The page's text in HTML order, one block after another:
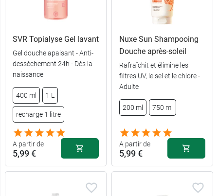
SVR Topialyse Gel lavant
Gel douche apaisant - Anti-
dessèchement 24h - Dès la
naissance
400 ml 1 L
recharge 1 litre
A partir de
5,99 €
Nuxe Sun Shampooing
Douche après-soleil
Rafraîchit et élimine les
filtres UV, le sel et le chlore -
Adulte
200 ml 750 ml
A partir de
5,99 €